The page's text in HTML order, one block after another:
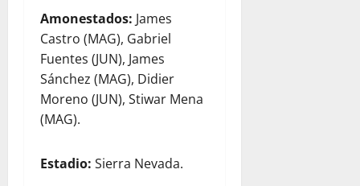
Amonestados: James
Castro (MAG), Gabriel
Fuentes (JUN), James
Sánchez (MAG), Didier
Moreno (JUN), Stiwar Mena
(MAG).
Estadio: Sierra Nevada.